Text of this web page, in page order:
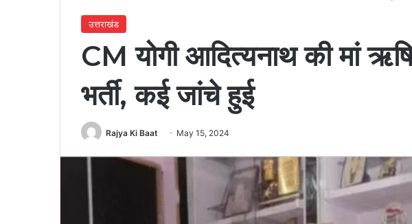
उत्तराखंड
CM योगी आदित्यनाथ की मां
भर्ती, कई जांचे हुई
Rajya Ki Baat May 15, 2024